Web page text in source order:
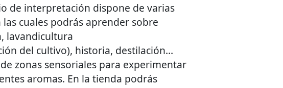
de interpretación dispone de varias
las cuales podrás aprender sobre
lavandicultura
del cultivo), historia, destilación…
zonas sensoriales para experimentar
aromas. En la tienda podrás